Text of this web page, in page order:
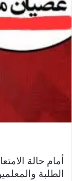
أمام حالة
الطلبة